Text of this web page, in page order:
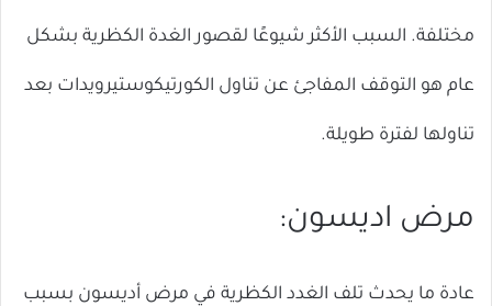
مختلفة. السبب الأكثر شيوعًا لقصور الغدة الكظرية بشكل
عام هو التوقف المفاجئ عن تناول الكورتيكوستيرويدات بعد
تناولها لفترة طويلة.
مرض اديسون:
عادة ما يحدث تلف الغدد الكظرية في مرض أديسون بسبب